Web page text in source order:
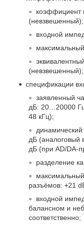
коэффициент
(невзвешенный);
входной
(невзвешенный);
спецификации
заявленный
дБ: 20…20000 Гц
48 кГц);
дБ (аналоговый
дБ (при AD/DA-
разделение
разъёмов: +21
входной
балансном и
соответственно;